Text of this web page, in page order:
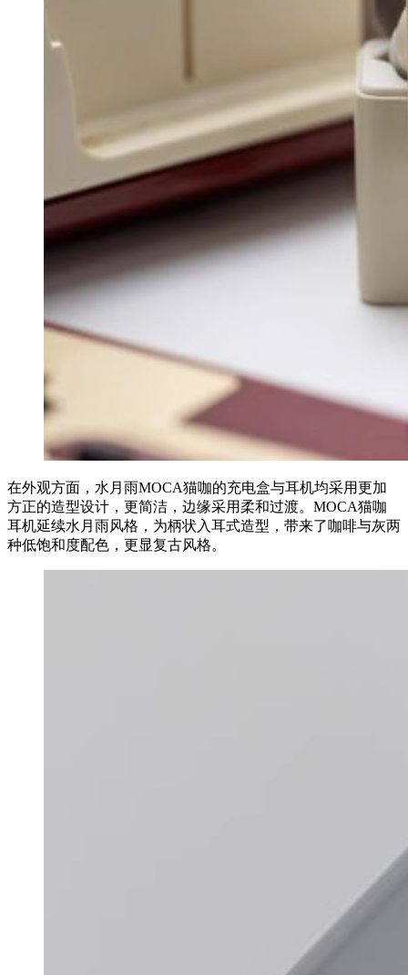
在外观方面，水月雨MOCA猫咖的充电盒与耳机均采用更加
方正的造型设计，更简洁，边缘采用柔和过渡。MOCA猫咖
耳机延续水月雨风格，为柄状入耳式造型，带来了咖啡与灰两
种低饱和度配色，更显复古风格。